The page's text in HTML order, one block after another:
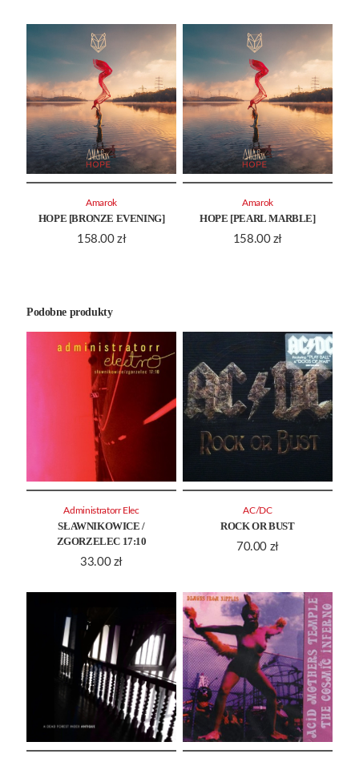
HOPE [BRONZE EVENING]
158.00 zł
Amarok
HOPE [PEARL MARBLE]
158.00 zł
Amarok
Podobne produkty
SŁAWNIKOWICE /
ZGORZELEC 17:10
33.00 zł
Administratorr Elec
ROCK OR BUST
70.00 zł
AC/DC